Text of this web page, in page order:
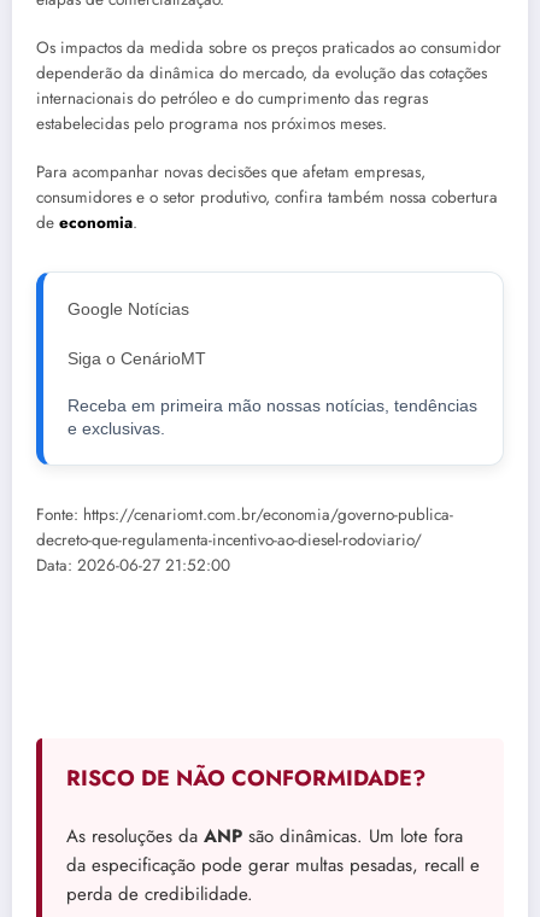
Os impactos da medida sobre os preços praticados ao consumidor
dependerão da dinâmica do mercado, da evolução das cotações
internacionais do petróleo e do cumprimento das regras
estabelecidas pelo programa nos próximos meses.
Para acompanhar novas decisões que afetam empresas,
consumidores e o setor produtivo, confira também nossa cobertura
de economia.
Google Notícias
Siga o CenárioMT
Receba em primeira mão nossas notícias, tendências
e exclusivas.
Fonte: https://cenariomt.com.br/economia/governo-publica-
decreto-que-regulamenta-incentivo-ao-diesel-rodoviario/
Data: 2026-06-27 21:52:00
RISCO DE NÃO CONFORMIDADE?
As resoluções da ANP são dinâmicas. Um lote fora
da especificação pode gerar multas pesadas, recall e
perda de credibilidade.